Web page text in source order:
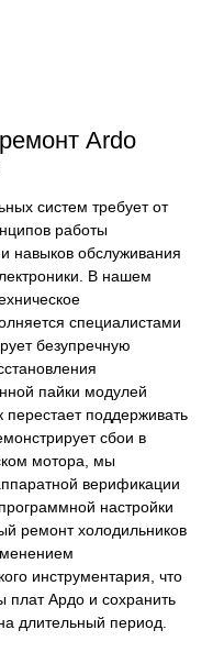
Ardo
систем требует от
работы
навыков обслуживания
В нашем
специалистами
безупречную
пайки модулей
поддерживать
сбои в
мотора, мы
верификации
настройки
ремонт холодильников
инструментария, что
плат Ардо и сохранить
длительный период.